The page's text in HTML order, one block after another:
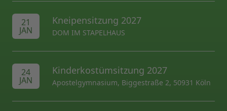
21
JAN
Kneipensitzung 2027
DOM IM STAPELHAUS
24
JAN
Kinderkostümsitzung 2027
Apostelgymnasium, Biggestraße 2, 50931 Köln